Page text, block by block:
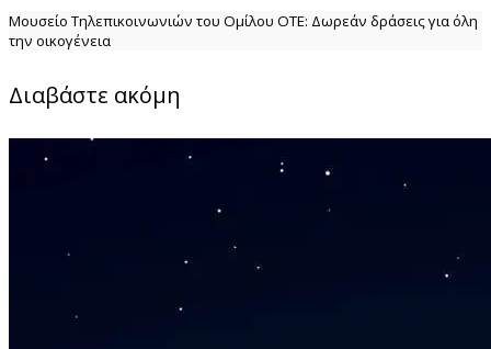
Μουσείο Τηλεπικοινωνιών του Ομίλου ΟΤΕ: Δωρεάν δράσεις για όλη
την οικογένεια
Διαβάστε ακόμη